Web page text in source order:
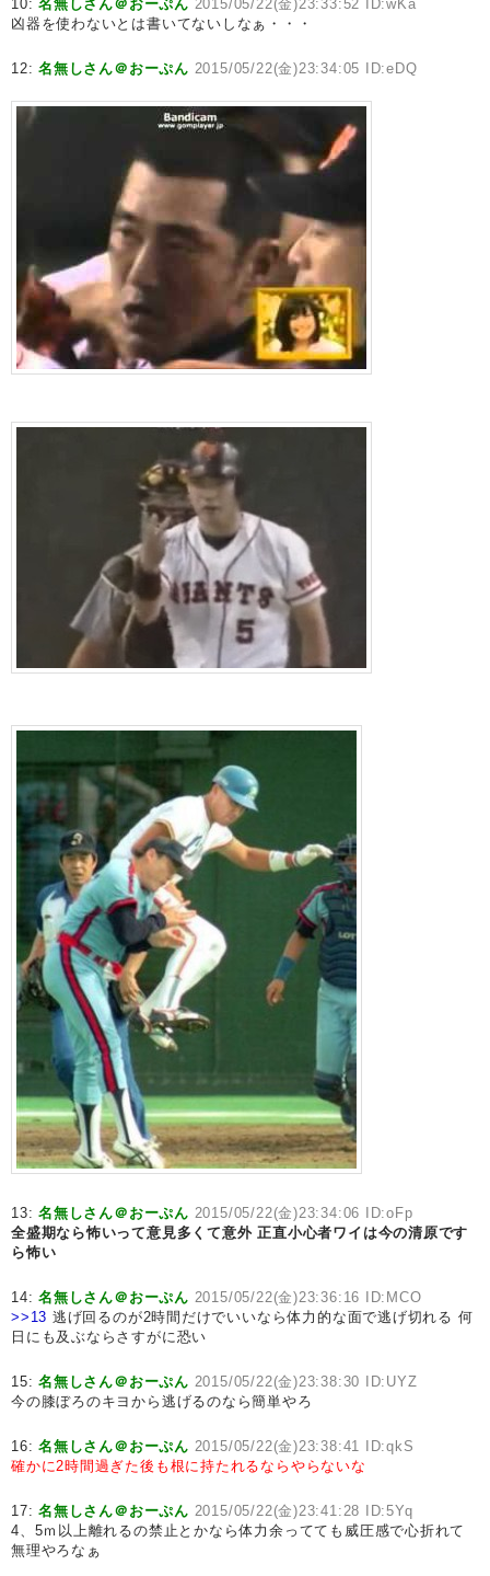
10:名無しさん＠おーぷん 2015/05/22(金)23:33:52 ID:wKa
凶器を使わないとは書いてないしなぁ・・・
12:名無しさん＠おーぷん 2015/05/22(金)23:34:05 ID:eDQ
13:名無しさん＠おーぷん 2015/05/22(金)23:34:06 ID:oFp
全盛期なら怖いって意見多くて意外 正直小心者ワイは今の清原です
ら怖い
14:名無しさん＠おーぷん 2015/05/22(金)23:36:16 ID:MCO
>>13 逃げ回るのが2時間だけでいいなら体力的な面で逃げ切れる 何
日にも及ぶならさすがに恐い
15:名無しさん＠おーぷん 2015/05/22(金)23:38:30 ID:UYZ
今の膝ぼろのキヨから逃げるのなら簡単やろ
16:名無しさん＠おーぷん 2015/05/22(金)23:38:41 ID:qkS
確かに2時間過ぎた後も根に持たれるならやらないな
17:名無しさん＠おーぷん 2015/05/22(金)23:41:28 ID:5Yq
4、5ｍ以上離れるの禁止とかなら体力余ってても威圧感で心折れて
無理やろなぁ